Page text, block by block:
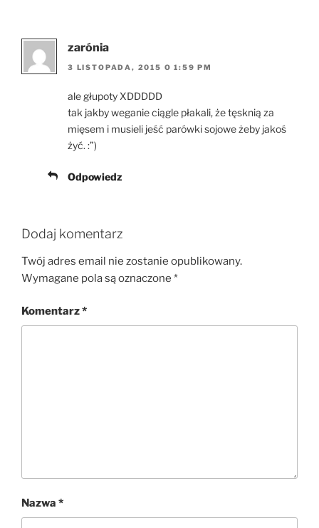
zarónia
3 LISTOPADA, 2015 O 1:59 PM
ale głupoty XDDDDD
tak jakby weganie ciągle płakali, że tęsknią za
mięsem i musieli jeść parówki sojowe żeby jakoś
żyć. :”)
Odpowiedz
Dodaj komentarz
Twój adres email nie zostanie opublikowany.
Wymagane pola są oznaczone *
Komentarz*
Nazwa *